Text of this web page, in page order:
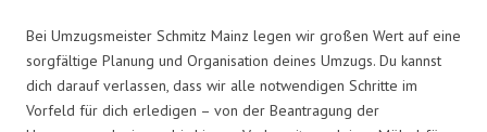
Bei Umzugsmeister Schmitz Mainz legen wir großen Wert auf eine
sorgfältige Planung und Organisation deines Umzugs. Du kannst
dich darauf verlassen, dass wir alle notwendigen Schritte im
Vorfeld für dich erledigen – von der Beantragung der